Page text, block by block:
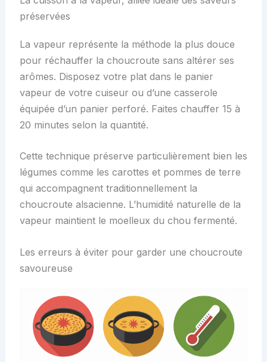
préservées
La vapeur représente la méthode la plus douce
pour réchauffer la choucroute sans altérer ses
arômes. Disposez votre plat dans le panier
vapeur de votre cuiseur ou d’une casserole
équipée d’un panier perforé. Faites chauffer 15 à
20 minutes selon la quantité.
Cette technique préserve particulièrement bien les
légumes comme les carottes et pommes de terre
qui accompagnent traditionnellement la
choucroute alsacienne. L’humidité naturelle de la
vapeur maintient le moelleux du chou fermenté.
Les erreurs à éviter pour garder une choucroute
savoureuse